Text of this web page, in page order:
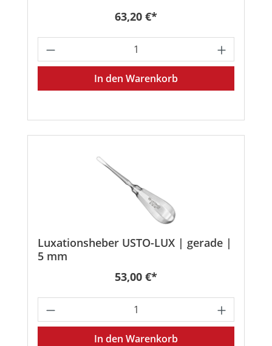
Regulärer Preis:
63,20 €*
Produkt Anzahl: Gib den
In den Warenkorb
Luxationsheber USTO-LUX | gerade |
5 mm
Regulärer Preis:
53,00 €*
Produkt Anzahl: Gib den
In den Warenkorb